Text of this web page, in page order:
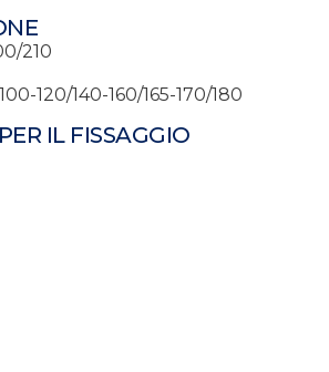
210
120/140-160/165-170/180
IL FISSAGGIO